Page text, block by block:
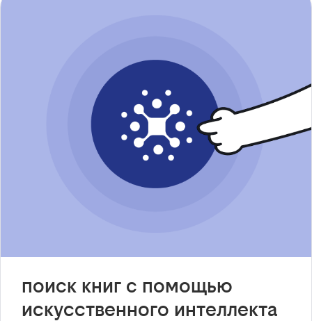
поиск книг с помощью
искусственного интеллекта